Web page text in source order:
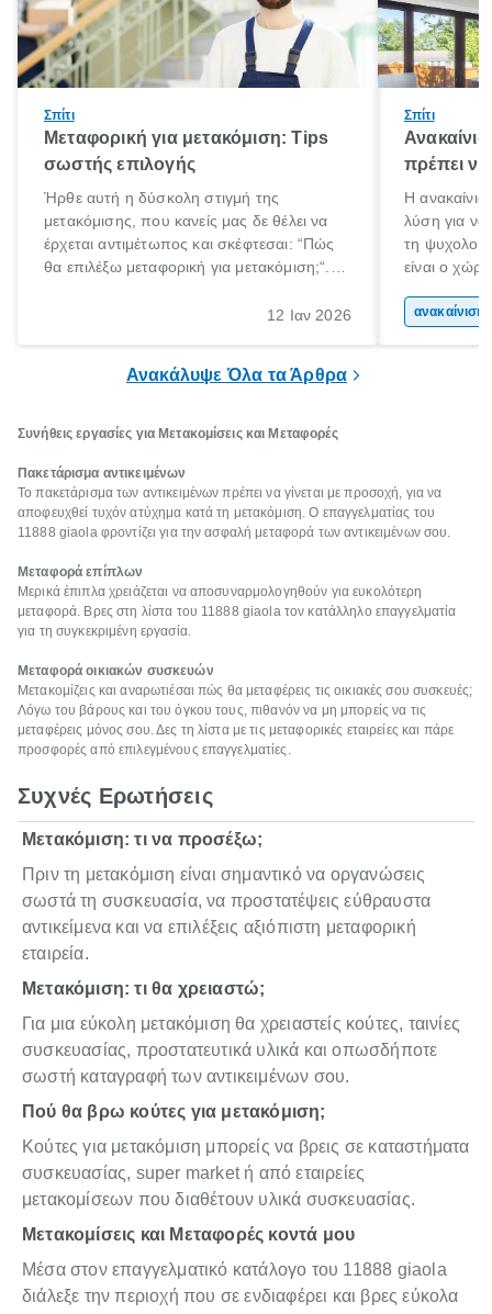
Σπίτι
Μεταφορική για μετακόμιση: Tips
σωστής επιλογής
Ήρθε αυτή η δύσκολη στιγμή της
μετακόμισης, που κανείς μας δε θέλει να
έρχεται αντιμέτωπος και σκέφτεσαι: “Πώς
θα επιλέξω μεταφορική για μετακόμιση;“.
ξεκινάς τις απαραίτητες ετοιμασίες,12 Ιαν 2026
Σπίτι
πρέπει να
Η
λύση για να
τη
είναι ο
Επομένως,
Ανακάλυψε Όλα τα Άρθρα
Συνήθεις εργασίες για Μετακομίσεις και Μεταφορές
Πακετάρισμα αντικειμένων
Το πακετάρισμα των αντικειμένων πρέπει να γίνεται με προσοχή, για να
αποφευχθεί τυχόν ατύχημα κατά τη μετακόμιση. Ο επαγγελματίας του
11888 giaola φροντίζει για την ασφαλή μεταφορά των αντικειμένων σου.
Μεταφορά επίπλων
Μερικά έπιπλα χρειάζεται να αποσυναρμολογηθούν για ευκολότερη
μεταφορά. Βρες στη λίστα του 11888 giaola τον κατάλληλο επαγγελματία
για τη συγκεκριμένη εργασία.
Μεταφορά οικιακών συσκευών
Μετακομίζεις και αναρωτιέσαι πώς θα μεταφέρεις τις οικιακές σου συσκευές;
Λόγω του βάρους και του όγκου τους, πιθανόν να μη μπορείς να τις
μεταφέρεις μόνος σου. Δες τη λίστα με τις μεταφορικές εταιρείες και πάρε
προσφορές από επιλεγμένους επαγγελματίες.
Συχνές Ερωτήσεις
Μετακόμιση: τι να προσέξω;
Πριν τη μετακόμιση είναι σημαντικό να οργανώσεις
σωστά τη συσκευασία, να προστατέψεις εύθραυστα
αντικείμενα και να επιλέξεις αξιόπιστη μεταφορική
εταιρεία.
Μετακόμιση: τι θα χρειαστώ;
Για μια εύκολη μετακόμιση θα χρειαστείς κούτες, ταινίες
συσκευασίας, προστατευτικά υλικά και οπωσδήποτε
σωστή καταγραφή των αντικειμένων σου.
Πού θα βρω κούτες για μετακόμιση;
Κούτες για μετακόμιση μπορείς να βρεις σε καταστήματα
συσκευασίας, super market ή από εταιρείες
μετακομίσεων που διαθέτουν υλικά συσκευασίας.
Μετακομίσεις και Μεταφορές κοντά μου
Μέσα στον επαγγελματικό κατάλογο του 11888 giaola
διάλεξε την περιοχή που σε ενδιαφέρει και βρες εύκολα